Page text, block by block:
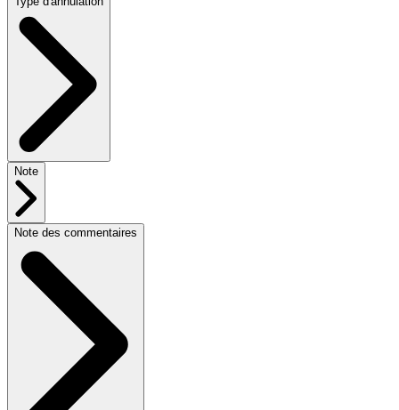
Note
Note des commentaires